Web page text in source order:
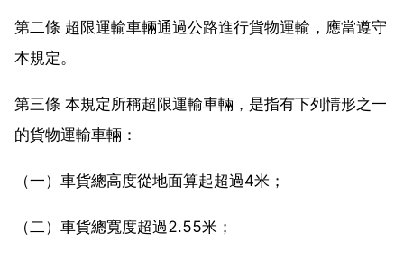
第二條 超限運輸車輛通過公路進行貨物運輸，應當遵守
本規定。
第三條 本規定所稱超限運輸車輛，是指有下列情形之一
的貨物運輸車輛：
（一）車貨總高度從地面算起超過4米；
（二）車貨總寬度超過2.55米；